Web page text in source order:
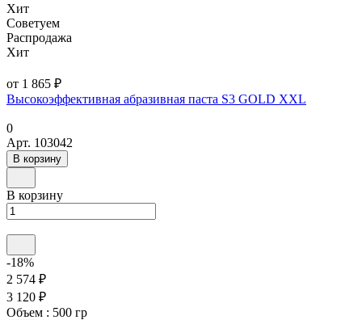
Хит
Советуем
Распродажа
Хит
от 1 865 ₽
Высокоэффективная абразивная паста S3 GOLD XXL
0
Арт. 103042
В корзину
В корзину
-18%
2 574 ₽
3 120 ₽
Объем : 500 гр